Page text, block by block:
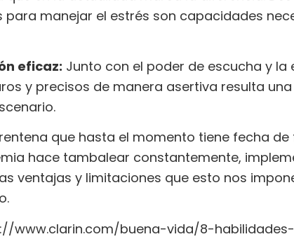
para manejar el estrés son capacidades
eficaz: Junto con el poder de escucha y
y precisos de manera asertiva resulta
que hasta el momento tiene fecha
hace tambalear constantemente,
ventajas y limitaciones que esto nos
www.clarin.com/buena-vida/8-